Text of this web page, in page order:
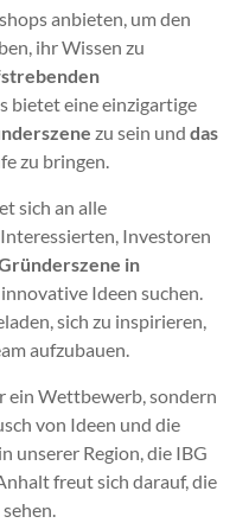
anbieten, um den
ihr Wissen zu
bietet eine einzigartige
zu sein unddas
zu bringen.
sich an alle
Investoren
in
Ideen suchen.
sich zu inspirieren,
aufzubauen.
ein Wettbewerb, sondern
von Ideen und die
unserer Region, die IBG
freut sich darauf, die